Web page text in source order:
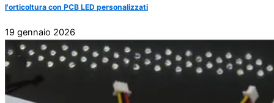
l'orticoltura con PCB LED personalizzati
19 gennaio 2026